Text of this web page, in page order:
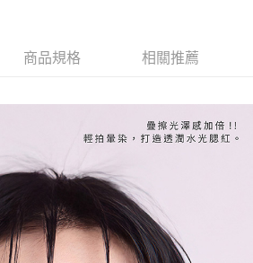
提供個人資料，並將交易相關給付款項請求債
公司。
經同意申辦者引起之損失，本公司不負相關責
」時，將依據個別帳號之用戶狀況，依本公司即
若仍有額度不足之情形，本公司將視審查結果
使用他人資訊註冊。若發現惡意使用之情形，
停止該用戶之使用額度並採取法律行動。
含以上)免運費
庫統一出貨)
以上)免運費
商品規格 相關推薦